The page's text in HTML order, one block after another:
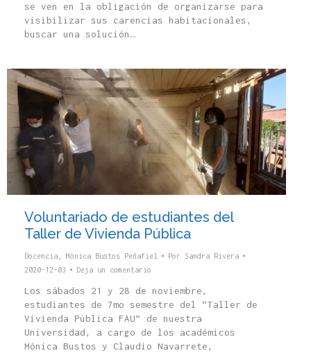
se ven en la obligación de organizarse para
visibilizar sus carencias habitacionales,
buscar una solución…
Voluntariado de estudiantes del
Taller de Vivienda Pública
Docencia Mónica Bustos Peñafiel Por Sandra Rivera
2020-12-03
Deja un comentario
Los sábados 21 y 28 de noviembre,
estudiantes de 7mo semestre del “Taller de
Vivienda Pública FAU” de nuestra
Universidad, a cargo de los académicos
Mónica Bustos y Claudio Navarrete,